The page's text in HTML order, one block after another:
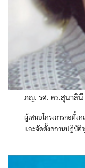
ภญ. รศ. ดร.สุนาลินี
ผู้เสนอโครงการก่อตั้ง
และจัดตั้งสถานปฏิบัติ